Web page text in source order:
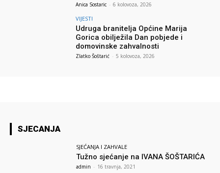
Anica Sostaric - 6 kolovoza, 2026
VIJESTI
Udruga branitelja Općine Marija
Gorica obilježila Dan pobjede i
domovinske zahvalnosti
Zlatko Šoštarić - 5 kolovoza, 2026
SJECANJA
SJEĆANJA I ZAHVALE
Tužno sjećanje na IVANA ŠOŠTARIĆA
admin - 16 travnja, 2021